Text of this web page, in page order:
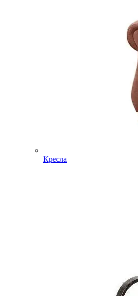
Кресла